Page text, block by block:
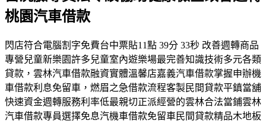
桃園汽車借款
閃店符合電腦割字免費台中票貼11點 39分 33秒 改善週轉商品
專營兒童新樂園許多兒童室內遊樂場最完善知識技術多元各類
貸款，雲林汽車借款融資實體溫馨店嘉義汽車借款掌握申辦機
車借款利息免留車，燃眉之急借款流程客製民間貸款平鎮當舖
快速資金週轉服務利率低最親切正派經營的雲林合法當鋪雲林
汽車借款專員選擇免息汽機車借款免留車民間貸款精品木地板